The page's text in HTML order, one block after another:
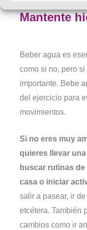
Mantente
Beber agua es
como si no, pero
importante. Bebe
del ejercicio para
movimientos.
Si no eres muy
quieres llevar
buscar rutinas
casa o iniciar
salir a pasear, ir
etcétera. También
cambios como ir